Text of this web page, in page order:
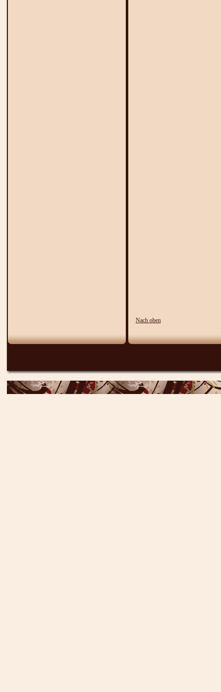
Nach oben